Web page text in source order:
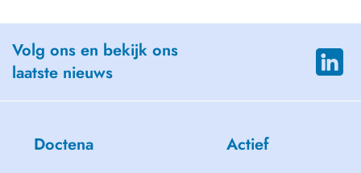
Volg ons en bekijk ons
laatste nieuws
Doctena Actief